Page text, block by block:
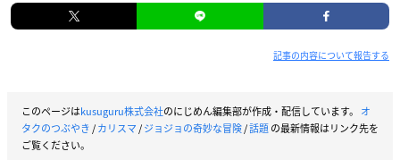
記事の内容について報告する
このページはkusuguru株式会社のにじめん編集部が作成・配信しています。 オ
タクのつぶやき/カリスマ/ジョジョの奇妙な冒険/話題の最新情報はリンク先を
ご覧ください。